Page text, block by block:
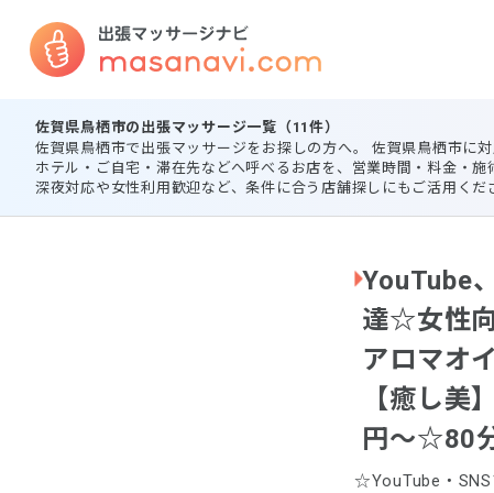
佐賀県鳥栖市の出張マッサージ一覧（11件）
佐賀県鳥栖市で出張マッサージをお探しの方へ。 佐賀県鳥栖市に
ホテル・ご自宅・滞在先などへ呼べるお店を、営業時間・料金・施
深夜対応や女性利用歓迎など、条件に合う店舗探しにもご活用くだ
YouTube
達☆女性
アロマオ
【癒し美
円～☆80
☆YouTube・SNS